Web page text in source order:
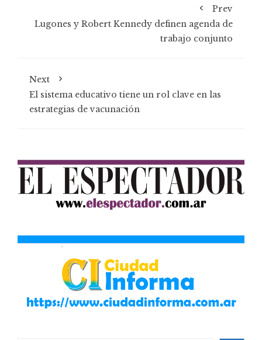
Prev
Lugones y Robert Kennedy definen agenda de
trabajo conjunto
Next
El sistema educativo tiene un rol clave en las
estrategias de vacunación